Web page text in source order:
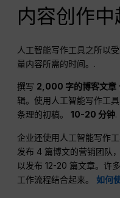
内容创作中
人工智能写作工具之所以
量内容所需的时间。.
撰写 2,000 字的博客文章
辑。使用人工智能写作工
条理的初稿。10-20 分钟.
企业还使用人工智能写作
发布 4 篇博文的营销团队
以发布 12-20 篇文章。许
工作流程结合起来。如何